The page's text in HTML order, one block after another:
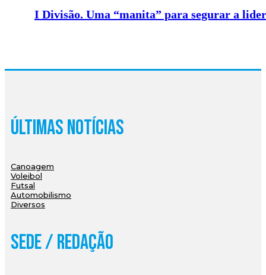
I Divisão. Uma “manita” para segurar a
Últimas Notícias
Canoagem
Voleibol
Futsal
Automobilismo
Diversos
Sede / Redação